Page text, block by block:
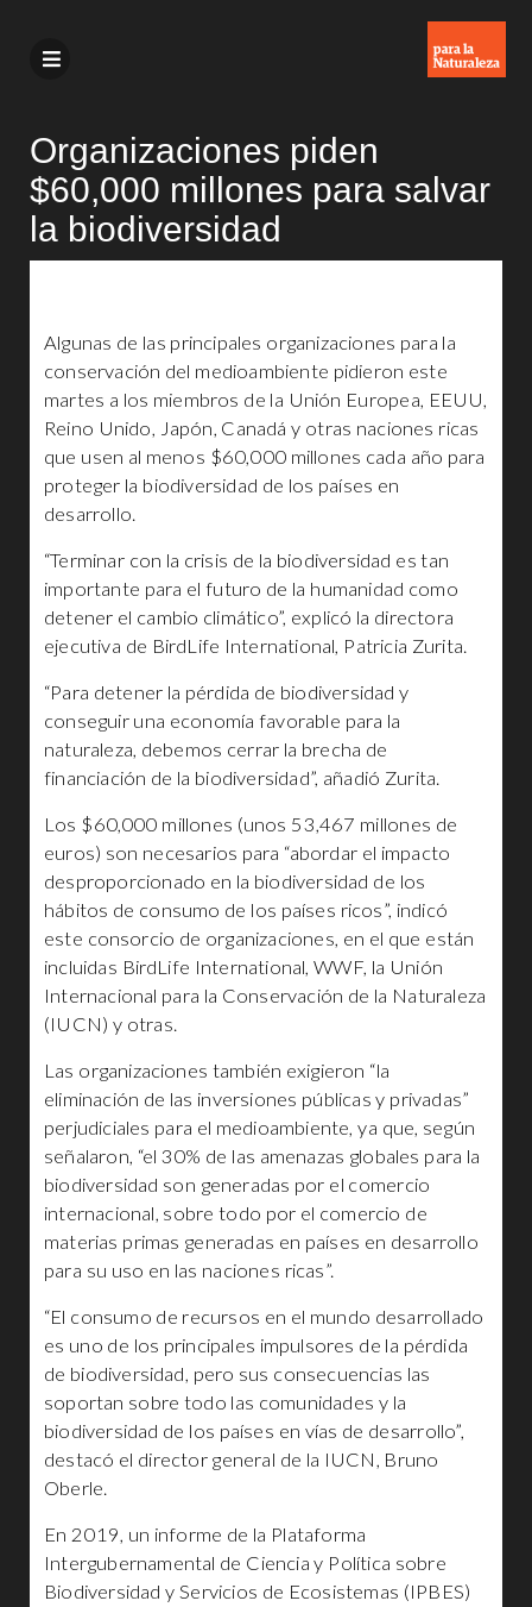
Organizaciones piden
$60,000 millones para salvar
la biodiversidad
Algunas de las principales organizaciones para la
conservación del medioambiente pidieron este
martes a los miembros de la Unión Europea, EEUU,
Reino Unido, Japón, Canadá y otras naciones ricas
que usen al menos $60,000 millones cada año para
proteger la biodiversidad de los países en
desarrollo.
“Terminar con la crisis de la biodiversidad es tan
importante para el futuro de la humanidad como
detener el cambio climático”, explicó la directora
ejecutiva de BirdLife International, Patricia Zurita.
“Para detener la pérdida de biodiversidad y
conseguir una economía favorable para la
naturaleza, debemos cerrar la brecha de
financiación de la biodiversidad”, añadió Zurita.
Los $60,000 millones (unos 53,467 millones de
euros) son necesarios para “abordar el impacto
desproporcionado en la biodiversidad de los
hábitos de consumo de los países ricos”, indicó
este consorcio de organizaciones, en el que están
incluidas BirdLife International, WWF, la Unión
Internacional para la Conservación de la Naturaleza
(IUCN) y otras.
Las organizaciones también exigieron “la
eliminación de las inversiones públicas y privadas”
perjudiciales para el medioambiente, ya que, según
señalaron, “el 30% de las amenazas globales para la
biodiversidad son generadas por el comercio
internacional, sobre todo por el comercio de
materias primas generadas en países en desarrollo
para su uso en las naciones ricas”.
“El consumo de recursos en el mundo desarrollado
es uno de los principales impulsores de la pérdida
de biodiversidad, pero sus consecuencias las
soportan sobre todo las comunidades y la
biodiversidad de los países en vías de desarrollo”,
destacó el director general de la IUCN, Bruno
Oberle.
En 2019, un informe de la Plataforma
Intergubernamental de Ciencia y Política sobre
Biodiversidad y Servicios de Ecosistemas (IPBES)